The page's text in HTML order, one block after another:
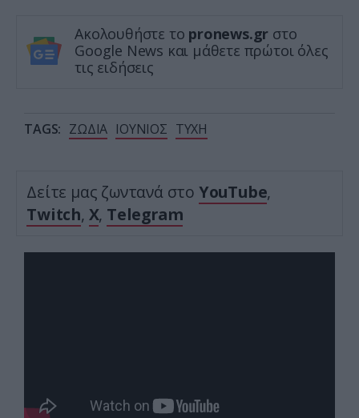
Ακολουθήστε το pronews.gr στο
Google News και μάθετε πρώτοι όλες
τις ειδήσεις
TAGS: ΖΩΔΙΑ ΙΟΥΝΙΟΣ ΤΥΧΗ
Δείτε μας ζωντανά στο YouTube,
Twitch, X, Telegram